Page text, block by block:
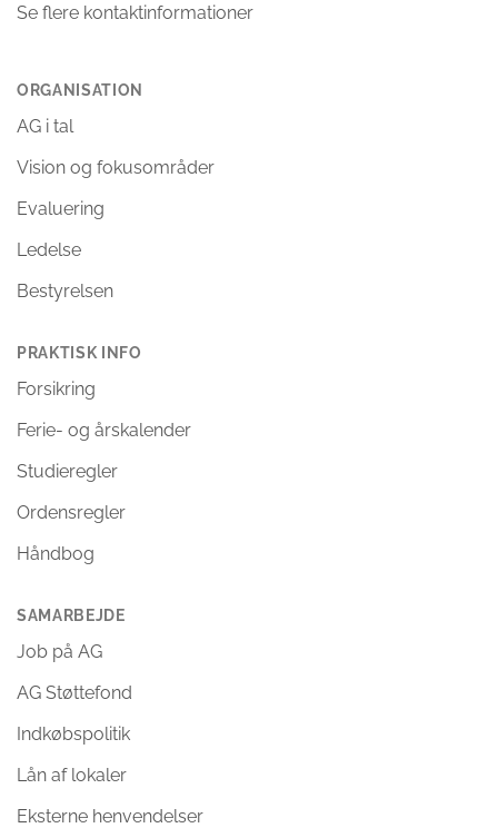
Se flere kontaktinformationer
ORGANISATION
AG i tal
Vision og fokusområder
Evaluering
Ledelse
Bestyrelsen
PRAKTISK INFO
Forsikring
Ferie- og årskalender
Studieregler
Ordensregler
Håndbog
SAMARBEJDE
Job på AG
AG Støttefond
Indkøbspolitik
Lån af lokaler
Eksterne henvendelser